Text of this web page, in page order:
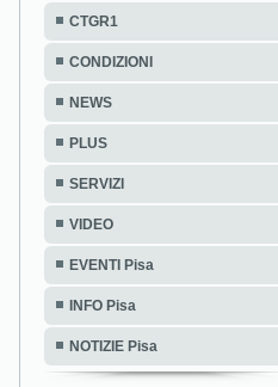
CTGR1
CONDIZIONI
NEWS
PLUS
SERVIZI
VIDEO
EVENTI Pisa
INFO Pisa
NOTIZIE Pisa